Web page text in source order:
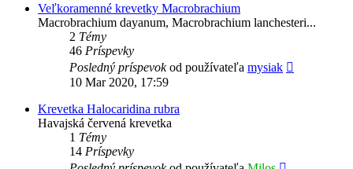
Veľkoramenné krevetky Macrobrachium
Macrobrachium dayanum, Macrobrachium lanchesteri...
2 Témy
46 Príspevky
Posledný príspevokod používateľa mysiak
10 Mar 2020, 17:59
Krevetka Halocaridina rubra
Havajská červená krevetka
1 Témy
14 Príspevky